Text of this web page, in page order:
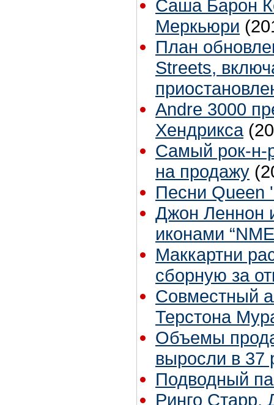
Саша Барон
Меркьюри
План
Streets,
Andre 3000
Хендрикса
Cамый рок-н-
на продажу
Песни Queen
Джон Леннон
иконами
Маккартни
сборную за
Совместный
Терстона
Объемы
выросли в 37
Подводный
Ринго Старр,